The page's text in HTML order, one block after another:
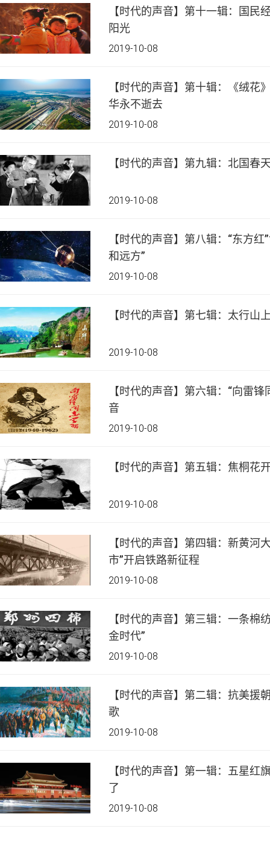
【时代的声音】第十一辑：国民
阳光
2019-10-08
【时代的声音】第十辑：《绒花
华永不逝去
2019-10-08
【时代的声音】第九辑：北国春
2019-10-08
【时代的声音】第八辑：“东方
和远方”
2019-10-08
【时代的声音】第七辑：太行山
2019-10-08
【时代的声音】第六辑：“向雷
音
2019-10-08
【时代的声音】第五辑：焦桐花
2019-10-08
【时代的声音】第四辑：新黄河
市”开启铁路新征程
2019-10-08
【时代的声音】第三辑：一条棉
金时代”
2019-10-08
【时代的声音】第二辑：抗美援
歌
2019-10-08
【时代的声音】第一辑：五星红
了
2019-10-08